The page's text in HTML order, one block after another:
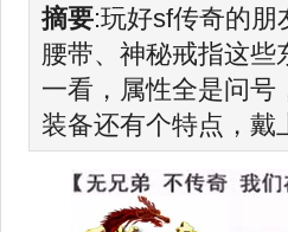
摘要:玩好sf传奇的
腰带、神秘戒指这些
一看，属性全是问号
装备还有个特点，戴